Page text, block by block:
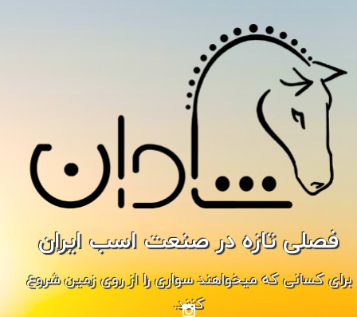
فصلی تازه در صنعت اسب ایران
برای کسانی که میخواهند سواری را از روی زمین شروع
کنند.